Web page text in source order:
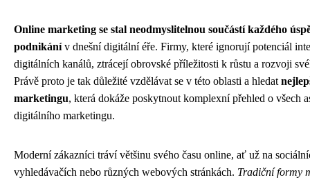
Online marketing se stal neodmyslitelnou součástí každého
podnikánív dnešní digitální éře. Firmy, které ignorují potenciál
digitálních kanálů, ztrácejí obrovské příležitosti k růstu a rozvoji
Právě proto je tak důležité vzdělávat se v této oblasti a hledat
marketingu, která dokáže poskytnout komplexní přehled o všech
digitálního marketingu.
Moderní zákazníci tráví většinu svého času online, ať už na
vyhledávačích nebo různých webových stránkách. Tradiční formy